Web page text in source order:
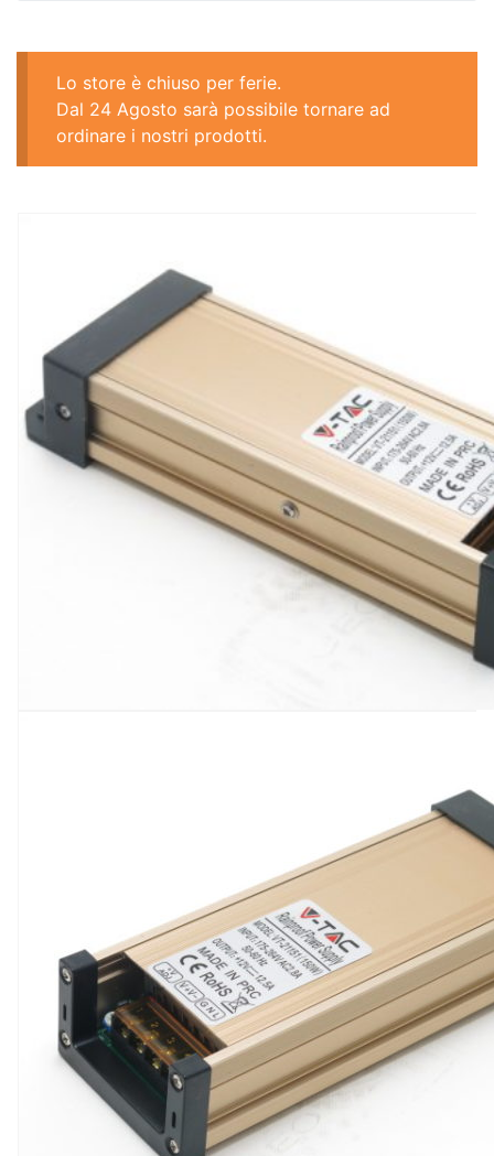
Lo store è chiuso per ferie.
Dal 24 Agosto sarà possibile tornare ad
ordinare i nostri prodotti.